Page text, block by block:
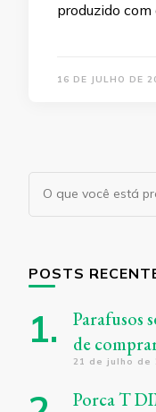
produzido
16 DE JULHO DE
Procurando
algo?
POSTS
Parafusos
de
21 de julho de
Porca T